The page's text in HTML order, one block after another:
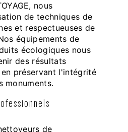
nous
de techniques de
et respectueuses de
équipements de
écologiques nous
des résultats
préservant l'intégrité
monuments.
de